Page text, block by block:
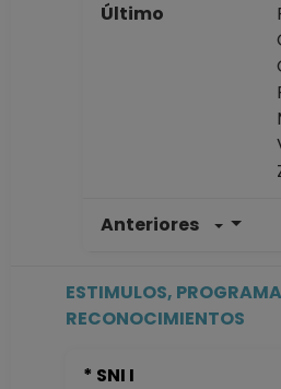
Último
Anteriores
ESTIMULOS,
RECONOCIMIENTOS
* SNI I